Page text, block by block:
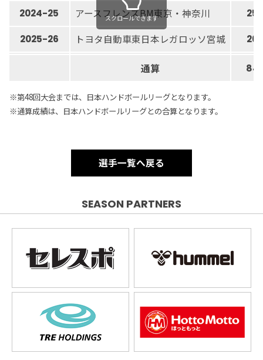
2024-25 アースフレンズBM東京・神奈川 25
2025-26 トヨタ自動車東日本レガロッソ宮城 26
通算 84
スクロールできます
※第48回大会までは、日本ハンドボールリーグとなります。
※通算成績は、日本ハンドボールリーグとの合算となります。
選手一覧へ戻る
SEASON PARTNERS